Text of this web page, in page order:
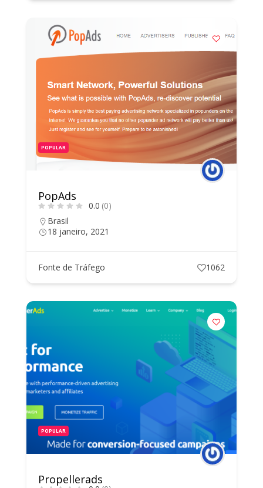
POPULAR
PopAds
0.0 (0)
Brasil
18 janeiro, 2021
Fonte de Tráfego 1062
POPULAR
Propellerads